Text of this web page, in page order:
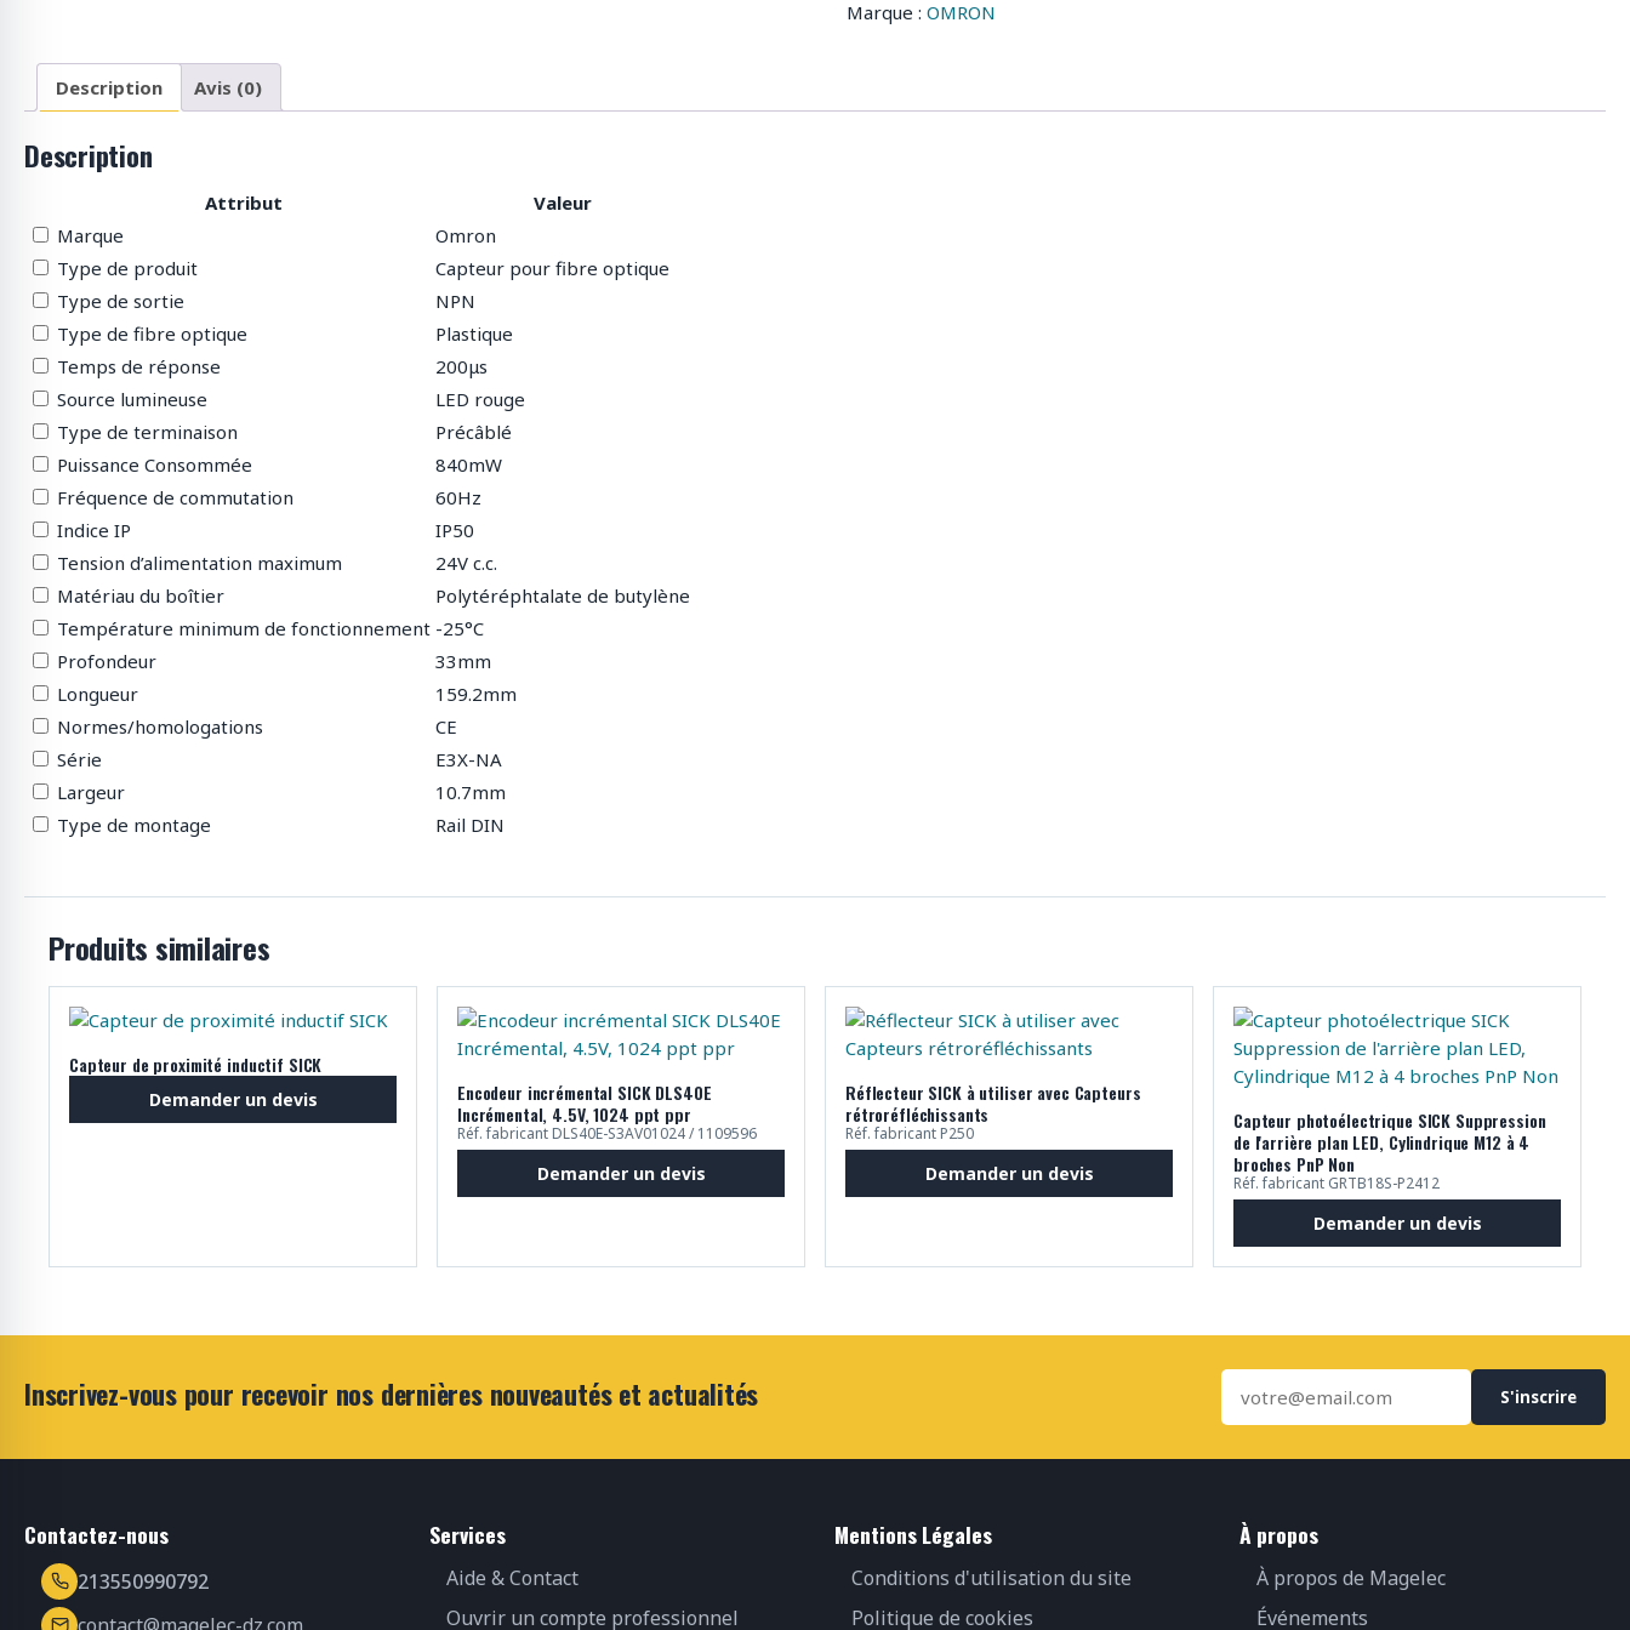
o
d
u
Marque :OMRON
Description Avis (0)
Description
Attribut
Valeur
Marque
Omron
Type de produit
Capteur pour fibre optique
Type de sortie
NPN
Type de fibre optique
Plastique
Temps de réponse
200μs
Source lumineuse
LED rouge
Type de terminaison
Précâblé
Puissance Consommée
840mW
Fréquence de commutation
60Hz
Indice IP
IP50
Tension d’alimentation maximum
24V c.c.
Matériau du boîtier
Polytéréphtalate de butylène
Température minimum de fonctionnement -25°C
Profondeur
33mm
Longueur
159.2mm
Normes/homologations
CE
Série
E3X-NA
Largeur
10.7mm
Type de montage
Rail DIN
Produits similaires
Capteur de proximité inductif SICK
Demander un devis
Encodeur incrémental SICK DLS40E
Incrémental, 4.5V, 1024 ppt ppr
Réf. fabricant DLS40E-S3AV01024 / 1109596
Demander un devis
Réflecteur SICK à utiliser avec Capteurs
rétroréfléchissants
Réf. fabricant P250
Demander un devis
Capteur photoélectrique SICK Suppression
de l'arrière plan LED, Cylindrique M12 à 4
broches PnP Non
Réf. fabricant GRTB18S-P2412
Demander un devis
Inscrivez-vous pour recevoir nos dernières nouveautés et actualités S'inscrire
Contactez-nous
213550990792
contact@magelec-dz.com
Services
Aide & Contact
Ouvrir un compte professionnel
Mentions Légales
Conditions d'utilisation du site
Politique de cookies
À propos
À propos de Magelec
Événements